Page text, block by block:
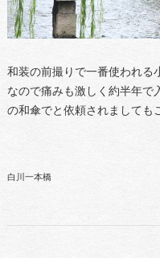
和装の前撮りで一番使われる
なので痛みも激しく約半年で
の和傘でと依頼されましても
白川一本橋